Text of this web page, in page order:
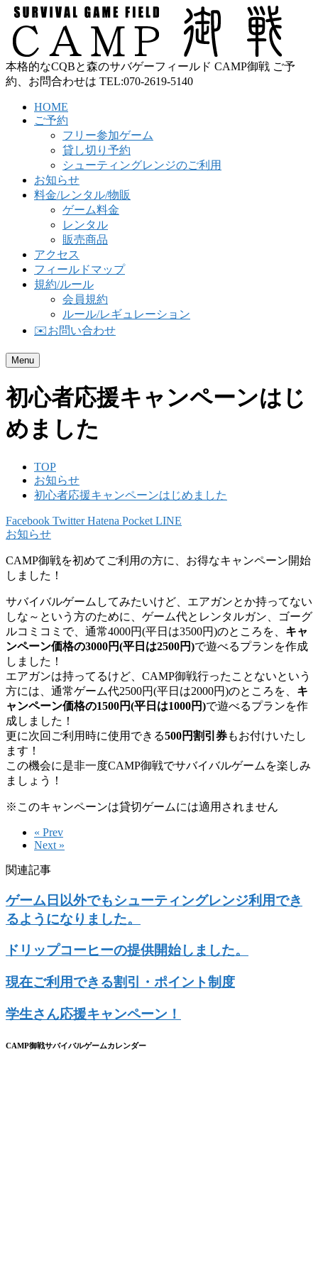
本格的なCQBと森のサバゲーフィールド CAMP御戦 ご予
約、お問合わせは TEL:070-2619-5140
HOME
ご予約
フリー参加ゲーム
貸し切り予約
シューティングレンジのご利用
お知らせ
料金/レンタル/物販
ゲーム料金
レンタル
販売商品
アクセス
フィールドマップ
規約/ルール
会員規約
ルール/レギュレーション
✉️お問い合わせ
Menu
初心者応援キャンペーンはじ
めました
TOP
お知らせ
初心者応援キャンペーンはじめました
Facebook TwitterHatena Pocket LINE
お知らせ
CAMP御戦を初めてご利用の方に、お得なキャンペーン開始
しました！
サバイバルゲームしてみたいけど、エアガンとか持ってない
しな～という方のために、ゲーム代とレンタルガン、ゴーグ
ルコミコミで、通常4000円(平日は3500円)のところを、 キャ
ンペーン価格の3000円(平日は2500円)で遊べるプランを作成
しました！
エアガンは持ってるけど、CAMP御戦行ったことないという
方には、通常ゲーム代2500円(平日は2000円)のところを、 キ
ャンペーン価格の1500円(平日は1000円)で遊べるプランを作
成しました！
更に次回ご利用時に使用できる500円割引券もお付けいたし
ます！
この機会に是非一度CAMP御戦でサバイバルゲームを楽しみ
ましょう！
※このキャンペーンは貸切ゲームには適用されません
« Prev
Next »
関連記事
ゲーム日以外でもシューティングレンジ利用でき
るようになりました。
ドリップコーヒーの提供開始しました。
現在ご利用できる割引・ポイント制度
学生さん応援キャンペーン！
CAMP御戦サバイバルゲームカレンダー